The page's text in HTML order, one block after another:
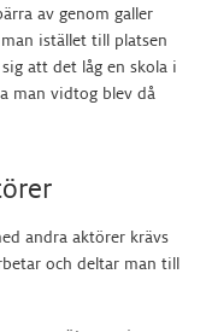
av genom galler
istället till platsen
att det låg en skola i
man vidtog blev då
andra aktörer krävs
och deltar man till